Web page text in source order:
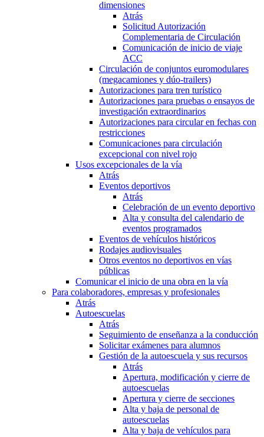
dimensiones
Atrás
Solicitud Autorización
Complementaria de Circulación
Comunicación de inicio de viaje
ACC
Circulación de conjuntos euromodulares
(megacamiones y dúo-trailers)
Autorizaciones para tren turístico
Autorizaciones para pruebas o ensayos de
investigación extraordinarios
Autorizaciones para circular en fechas con
restricciones
Comunicaciones para circulación
excepcional con nivel rojo
Usos excepcionales de la vía
Atrás
Eventos deportivos
Atrás
Celebración de un evento deportivo
Alta y consulta del calendario de
eventos programados
Eventos de vehículos históricos
Rodajes audiovisuales
Otros eventos no deportivos en vías
públicas
Comunicar el inicio de una obra en la vía
Para colaboradores, empresas y profesionales
Atrás
Autoescuelas
Atrás
Seguimiento de enseñanza a la conducción
Solicitar exámenes para alumnos
Gestión de la autoescuela y sus recursos
Atrás
Apertura, modificación y cierre de
autoescuelas
Apertura y cierre de secciones
Alta y baja de personal de
autoescuelas
Alta y baja de vehículos para